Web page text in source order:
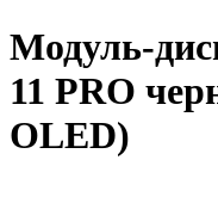
Модуль-
11 PRO
OLED)